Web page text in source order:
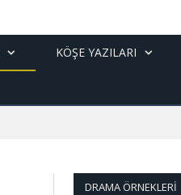
KÖŞE YAZILARI
DRAMA ÖRNEKLERI